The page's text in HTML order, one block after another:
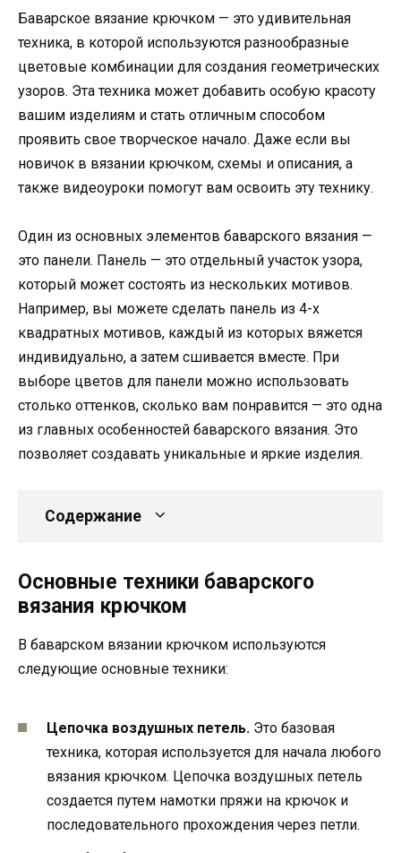
Баварское вязание крючком — это удивительная
техника, в которой используются разнообразные
цветовые комбинации для создания геометрических
узоров. Эта техника может добавить особую красоту
вашим изделиям и стать отличным способом
проявить свое творческое начало. Даже если вы
новичок в вязании крючком, схемы и описания, а
также видеоуроки помогут вам освоить эту технику.
Один из основных элементов баварского вязания —
это панели. Панель — это отдельный участок узора,
который может состоять из нескольких мотивов.
Например, вы можете сделать панель из 4-х
квадратных мотивов, каждый из которых вяжется
индивидуально, а затем сшивается вместе. При
выборе цветов для панели можно использовать
столько оттенков, сколько вам понравится — это одна
из главных особенностей баварского вязания. Это
позволяет создавать уникальные и яркие изделия.
Содержание
Основные техники баварского
вязания крючком
В баварском вязании крючком используются
следующие основные техники:
Цепочка воздушных петель. Это базовая
техника, которая используется для начала любого
вязания крючком. Цепочка воздушных петель
создается путем намотки пряжи на крючок и
последовательного прохождения через петли.